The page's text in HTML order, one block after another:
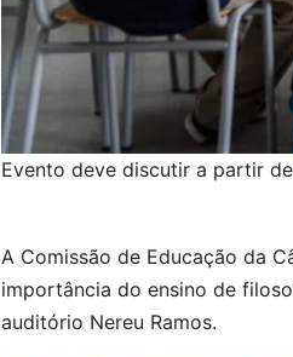
Evento deve discutir a partir
A Comissão de Educação da
importância do ensino de
auditório Nereu Ramos.